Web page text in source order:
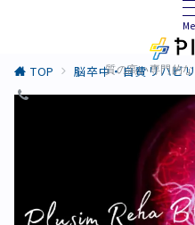
質の高い専門的
TOP 脳卒中・自費リハビ